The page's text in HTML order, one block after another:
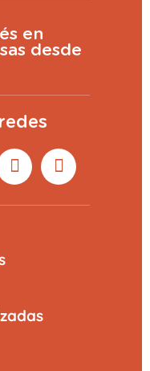
en
desde